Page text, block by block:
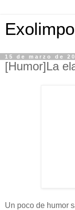
Exolimpo
15 de marzo de
[Humor]La
Un poco de humor